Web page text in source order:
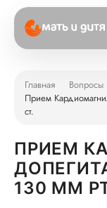
Главная
Вопросы
Прием
ст.
ПРИЕМ
130 ММ